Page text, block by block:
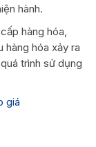
hành.
hàng hóa,
hóa xảy ra
trình sử dụng
giá